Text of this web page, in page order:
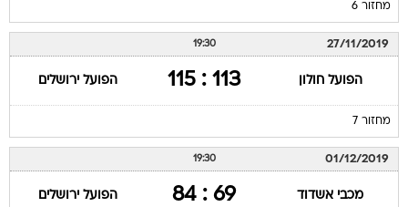
מחזור 6
27/11/2019
19:30
הפועל חולון 113 : 115 הפועל ירושלים
מחזור 7
01/12/2019
19:30
מכבי אשדוד 69 : 84 הפועל ירושלים